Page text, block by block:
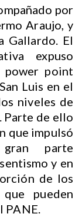
por
Araujo, y
Gallardo. El
expuso
power point
Luis en el
niveles de
Parte de ello
que impulsó
parte
y en
de los
pueden
PANE.